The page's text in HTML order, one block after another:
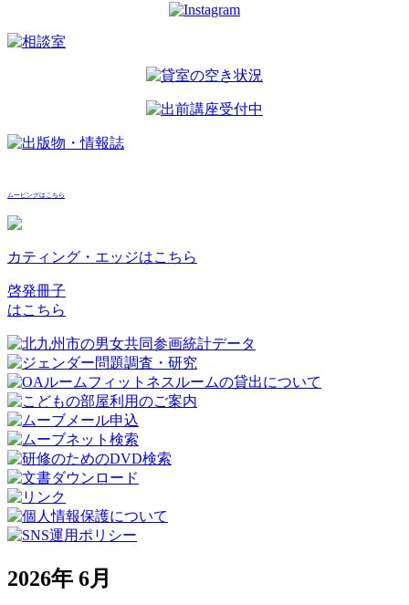
ムービングはこちら
カティング・エッジはこちら
啓発冊子
はこちら
2026年 6月